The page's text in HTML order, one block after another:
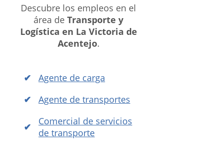
Descubre los empleos en el
área deTransporte y
Logística en La Victoria de
Acentejo.
Agente de carga
Agente de transportes
Comercial de servicios
de transporte